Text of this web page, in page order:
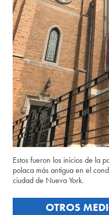
Estos fueron los inicios de la
polaca más antigua en el
ciudad de Nueva York.
OTROS